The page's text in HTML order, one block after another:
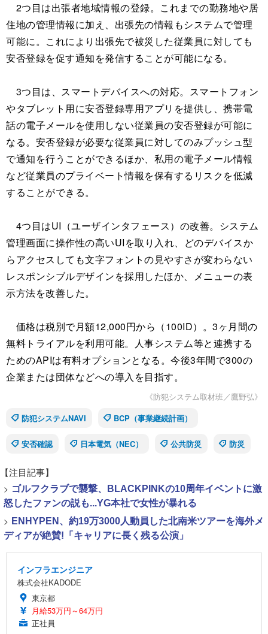
2つ目は出張者地域情報の登録。これまでの勤務地や居
住地の管理情報に加え、出張先の情報もシステムで管理
可能に。これにより出張先で被災した従業員に対しても
安否登録を促す通知を発信することが可能になる。
3つ目は、スマートデバイスへの対応。スマートフォン
やタブレット用に安否登録専用アプリを提供し、携帯電
話の電子メールを使用しない従業員の安否登録が可能に
なる。安否登録が必要な従業員に対してのみプッシュ型
で通知を行うことができるほか、私用の電子メール情報
など従業員のプライベート情報を保有するリスクを低減
することができる。
4つ目はUI（ユーザインタフェース）の改善。システム
管理画面に操作性の高いUIを取り入れ、どのデバイスか
らアクセスしても文字フォントの見やすさが変わらない
レスポンシブルデザインを採用したほか、メニューの表
示方法を改善した。
価格は税別で月額12,000円から（100ID）。3ヶ月間の
無料トライアルを利用可能。人事システム等と連携する
ためのAPIは有料オプションとなる。今後3年間で300の
企業または団体などへの導入を目指す。
《防犯システム取材班／鷹野弘》
防犯システムNAVI
BCP（事業継続計画）
安否確認 日本電気（NEC） 公共防災 防災
【注目記事】
> ゴルフクラブで襲撃、BLACKPINKの10周年イベントに激
怒したファンの説も...YG本社で女性が暴れる
> ENHYPEN、約19万3000人動員した北南米ツアーを海外メ
ディアが絶賛!「キャリアに長く残る公演」
インフラエンジニア
株式会社KADODE
東京都
月給53万円～64万円
正社員